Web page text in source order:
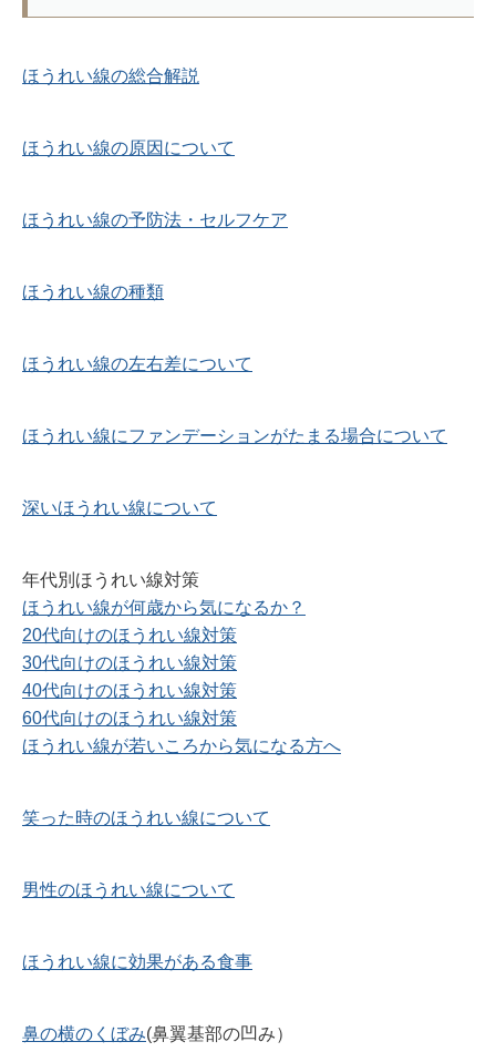
ほうれい線の総合解説
ほうれい線の原因について
ほうれい線の予防法・セルフケア
ほうれい線の種類
ほうれい線の左右差について
ほうれい線にファンデーションがたまる場合について
深いほうれい線について
年代別ほうれい線対策
ほうれい線が何歳から気になるか？
20代向けのほうれい線対策
30代向けのほうれい線対策
40代向けのほうれい線対策
60代向けのほうれい線対策
ほうれい線が若いころから気になる方へ
笑った時のほうれい線について
男性のほうれい線について
ほうれい線に効果がある食事
鼻の横のくぼみ(鼻翼基部の凹み）